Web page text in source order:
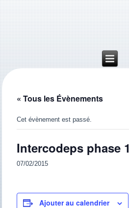
« Tous les Évènements
Cet évènement est passé.
Intercodeps phase 1
07/02/2015
Ajouter au calendrier